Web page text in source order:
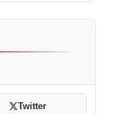
Twitter